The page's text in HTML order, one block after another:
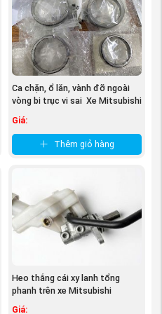
xe Mitsubishi XPANDER
)
Công tắc lên xuống kính
hàngCHÍNH HÃNG:
tiêu chuẩn Mitsubishi
đựng trong bầu theo tiêu
sắc sảo, rõ nét. không có
Ca chặn, ổ lăn, vành đỡ ngoài
vòng bi trục vi sai Xe Mitsubishi
Giá:
Thêm giỏ hàng
Heo thắng cái xy lanh tổng
phanh trên xe Mitsubishi
Giá: